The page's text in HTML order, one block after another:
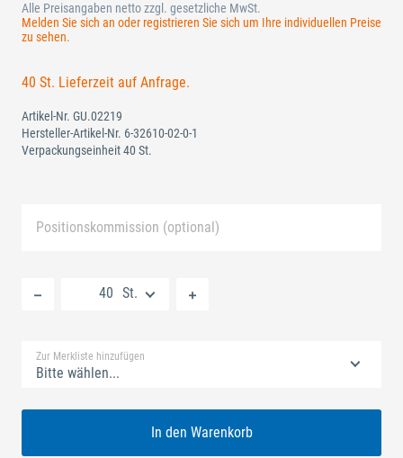
Alle Preisangaben netto zzgl. gesetzliche MwSt.
Melden Sie sich an oder registrieren Sie sich um Ihre individuellen Preise
zu sehen.
40 St. Lieferzeit auf Anfrage.
Artikel-Nr. GU.02219
Hersteller-Artikel-Nr. 6-32610-02-0-1
Verpackungseinheit 40 St.
Positionskommission (optional)
St.
Zur Merkliste hinzufügen
Bitte wählen...
In den Warenkorb